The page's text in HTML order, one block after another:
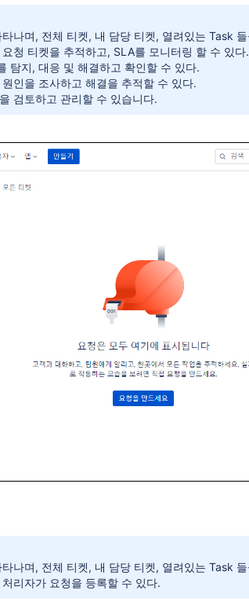
나며, 전체 티켓, 내 담당 티켓, 열려있는 Task
청 티켓을 추적하고, SLA를 모니터링 할 수 있다.
탐지, 대응 및 해결하고 확인할 수 있다.
인을 조사하고 해결을 추적할 수 있다.
검토하고 관리할 수 있습니다.
나며, 전체 티켓, 내 담당 티켓, 열려있는 Task
리자가 요청을 등록할 수 있다.